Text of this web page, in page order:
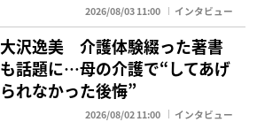
2026/08/03 11:00 インタビュー
大沢逸美 介護体験綴った著書
も話題に…母の介護で“してあげ
られなかった後悔”
2026/08/02 11:00 インタビュー